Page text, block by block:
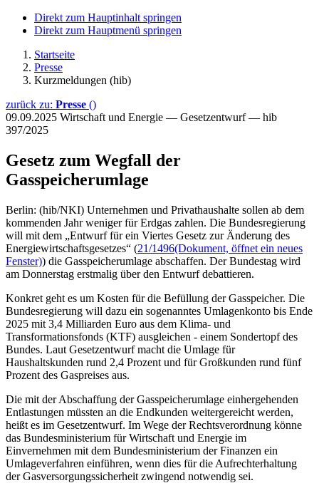
Direkt zum Hauptinhalt springen
Direkt zum Hauptmenü springen
Startseite
Presse
Kurzmeldungen (hib)
zurück zu: Presse ()
09.09.2025 Wirtschaft und Energie — Gesetzentwurf — hib
397/2025
Gesetz zum Wegfall der
Gasspeicherumlage
Berlin: (hib/NKI) Unternehmen und Privathaushalte sollen ab dem
kommenden Jahr weniger für Erdgas zahlen. Die Bundesregierung
will mit dem „Entwurf für ein Viertes Gesetz zur Änderung des
Energiewirtschaftsgesetzes“ (21/1496(Dokument, öffnet ein neues
Fenster)) die Gasspeicherumlage abschaffen. Der Bundestag wird
am Donnerstag erstmalig über den Entwurf debattieren.
Konkret geht es um Kosten für die Befüllung der Gasspeicher. Die
Bundesregierung will dazu ein sogenanntes Umlagenkonto bis Ende
2025 mit 3,4 Milliarden Euro aus dem Klima- und
Transformationsfonds (KTF) ausgleichen - einem Sondertopf des
Bundes. Laut Gesetzentwurf macht die Umlage für
Haushaltskunden rund 2,4 Prozent und für Großkunden rund fünf
Prozent des Gaspreises aus.
Die mit der Abschaffung der Gasspeicherumlage einhergehenden
Entlastungen müssten an die Endkunden weitergereicht werden,
heißt es im Gesetzentwurf. Im Wege der Rechtsverordnung könne
das Bundesministerium für Wirtschaft und Energie im
Einvernehmen mit dem Bundesministerium der Finanzen ein
Umlageverfahren einführen, wenn dies für die Aufrechterhaltung
der Gasversorgungssicherheit zwingend notwendig sei.